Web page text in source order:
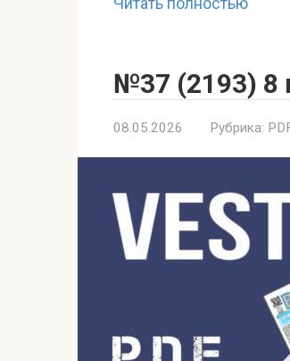
№37 (2193) 8
08.05.2026 Рубрика: